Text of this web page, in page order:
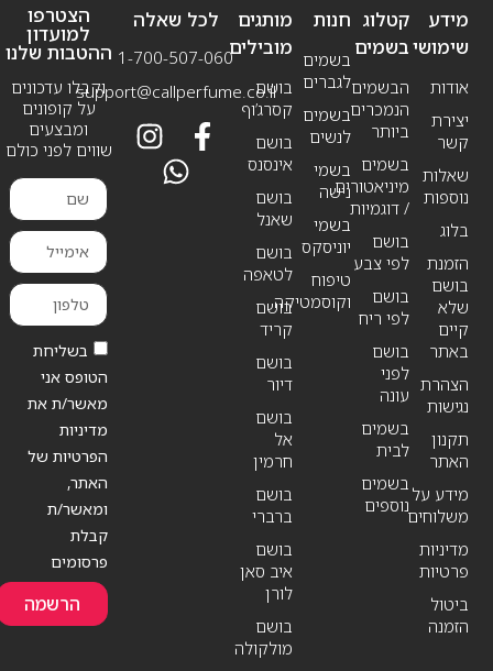
מידע
שימושי
אודות
יצירת
קשר
שאלות
נוספות
בלוג
הזמנת
בושם
שלא
קיים
באתר
הצהרת
נגישות
תקנון
האתר
מידע על
משלוחים
מדיניות
פרטיות
ביטול
הזמנה
חנות
בשמים
לגברים
בשמים
לנשים
בשמי
נישה
בשמי
יוניסקס
טיפוח
וקוסמטיקה
קטלוג
בשמים
הבשמים
הנמכרים
ביותר
בשמים
מיניאטורים
/ דוגמיות
בושם
לפי צבע
בושם
לפי ריח
בושם
לפני
עונה
בשמים
לבית
בשמים
נוספים
מותגים
מובילים
בושם
קסרג’וף
בושם
אינסנס
בושם
שאנל
בושם
לטאפה
בושם
קריד
בושם
דיור
בושם
אל
חרמין
בושם
ברברי
בושם
איב סאן
לורן
בושם
מולקולה
לכל שאלה
1-700-507-060
support@callperfume.co.il
הצטרפו
למועדון
ההטבות שלנו
וקבלו עדכונים
על קופונים
ומבצעים
שווים לפני כולם
בשליחת
הטופס אני
מאשר/ת את
מדיניות
הפרטיות של
האתר,
ומאשר/ת
קבלת
פרסומים
הרשמה